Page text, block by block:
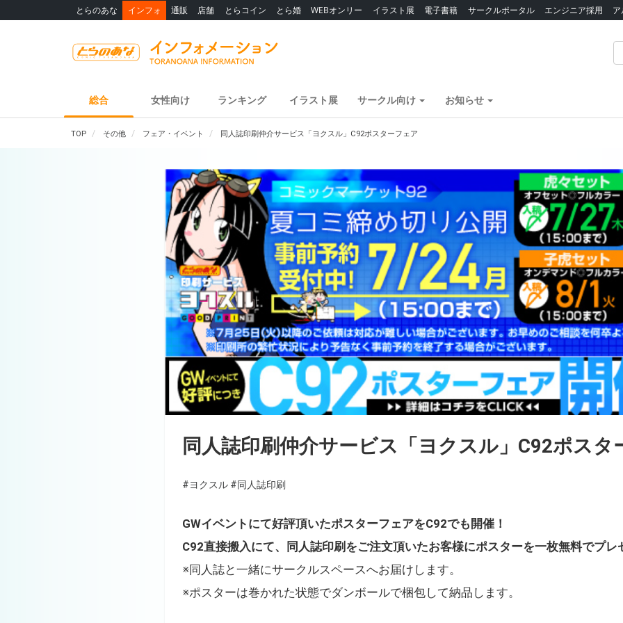
とらのあな インフォ 通販 店舗 とらコイン とら婚 WEBオンリー イラスト展 電子書籍 サークルポータル エンジニア採用
総合 女性向け ランキング イラスト展 サークル向け お知らせ
TOP その他 フェア・イベント 同人誌印刷仲介サービス「ヨクスル」C92ポスターフェア
同人誌印刷仲介サービス「ヨクスル」C92ポスタ
#ヨクスル #同人誌印刷
GWイベントにて好評頂いたポスターフェアをC92でも開催！
C92直接搬入にて、同人誌印刷をご注文頂いたお客様にポスターを一枚無料でプレ
※同人誌と一緒にサークルスペースへお届けします。
※ポスターは巻かれた状態でダンボールで梱包して納品します。